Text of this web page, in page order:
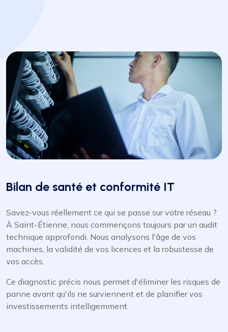
Bilan de santé et conformité IT
Savez-vous réellement ce qui se passe sur votre réseau ?
À Saint-Étienne, nous commençons toujours par un audit
technique approfondi. Nous analysons l'âge de vos
machines, la validité de vos licences et la robustesse de
vos accès.
Ce diagnostic précis nous permet d'éliminer les risques de
panne avant qu'ils ne surviennent et de planifier vos
investissements intelligemment.